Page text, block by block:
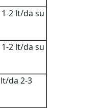
2 lt/da su
2 lt/da su
da 2-3